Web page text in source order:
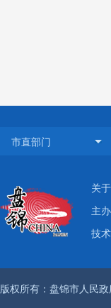
关
主
技
版权所有：盘锦市人民政